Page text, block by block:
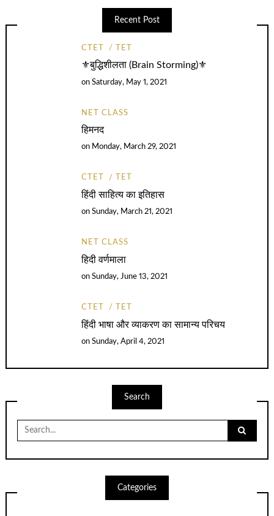
Recent Post
CTET TET
⚜️बुद्धिशीलता (Brain Storming)⚜️
onSaturday, May 1, 2021
NET CLASS
हिमनद
on Monday, March 29, 2021
CTET TET
हिंदी साहित्य का इतिहास
onSunday, March 21, 2021
NET CLASS
हिदी वर्णमाला
onSunday, June 13, 2021
CTET TET
हिंदी भाषा और व्याकरण का सामान्य परिचय
onSunday, April 4, 2021
Search
Search
for:
Categories